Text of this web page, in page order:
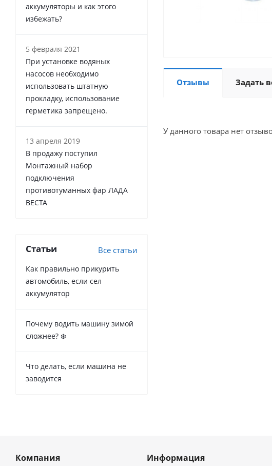
Отзывы Задать
У данного товара нет
аккумуляторы и как этого
избежать?
5 февраля 2021
При установке водяных
насосов необходимо
использовать штатную
прокладку, использование
герметика запрещено.
13 апреля 2019
В продажу поступил
Монтажный набор
подключения
противотуманных фар ЛАДА
ВЕСТА
Статьи Все статьи
Как правильно прикурить
автомобиль, если сел
аккумулятор
Почему водить машину зимой
сложнее? ❄️
Что делать, если машина не
заводится
Компания Информация